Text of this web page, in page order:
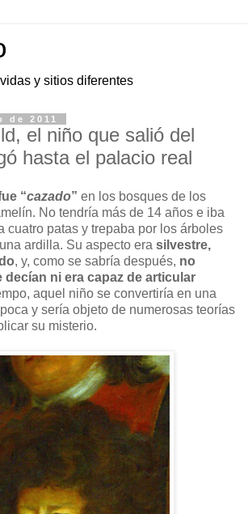
y sitios diferentes
de 2011
el niño que salió del
hasta el palacio real
“cazado” en los bosques de los
No tendría más de 14 años e iba
cuatro patas y trepaba por los árboles
ardilla. Su aspecto era silvestre,
, y, como se sabría después, no
decían ni era capaz de articular
aquel niño se convertiría en una
y sería objeto de numerosas teorías
su misterio.